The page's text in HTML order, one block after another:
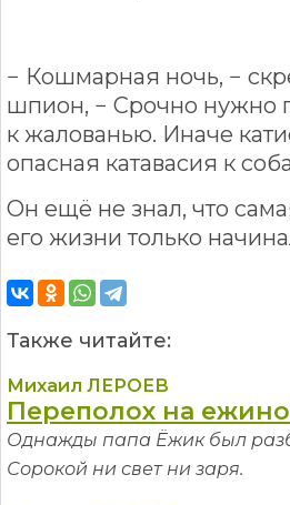
− Кошмарная ночь, −
шпион, − Срочно нужно
к жалованью. Иначе
опасная катавасия к
Он ещё не знал, что
его жизни только
Также читайте:
Михаил ЛЕРОЕВ
Переполох на
Однажды папа Ёжик был
Сорокой ни свет ни заря.